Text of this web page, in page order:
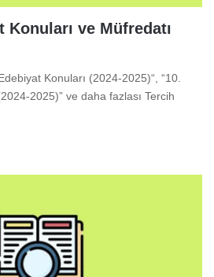
Konuları ve Müfredatı
Konuları (2024-2025)“, “10.
2025)” ve daha fazlası Tercih